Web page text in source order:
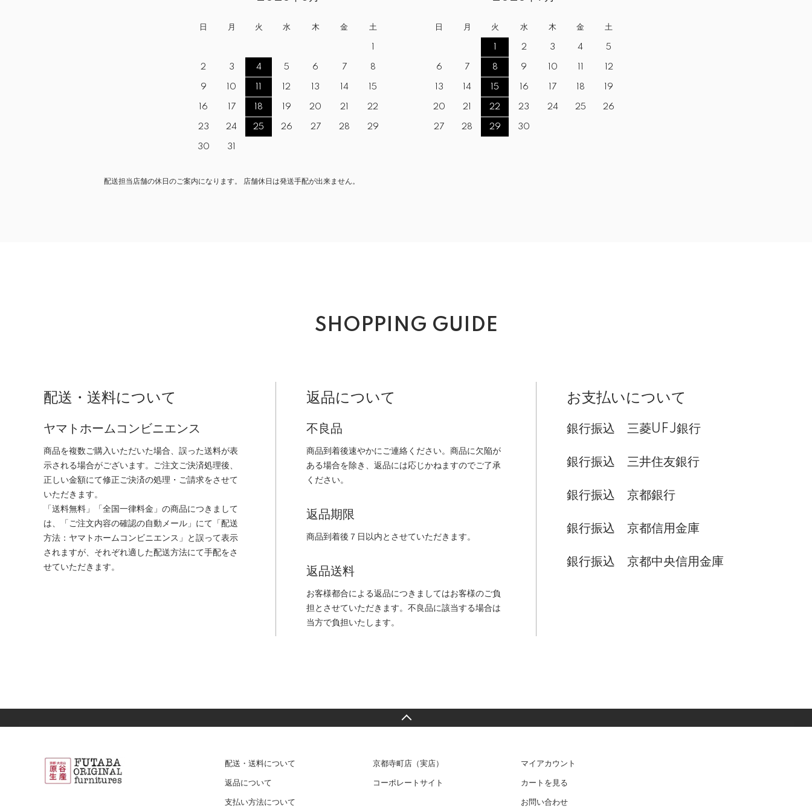
日 月 火 水 木 金 土
2 3 4 5 6 7 8
9 10 12 13 14 15
16 17 18 19 20 21 22
23 24 25 26 27 28 29
30 31
日 月 火 水 木 金 土
2 3 4 5
6 7 8 9 10 12
13 14 15 16 17 18 19
20 21 22 23 24 25 26
27 28 29 30
配送担当店舗の休日のご案内になります。 店舗休日は発送手配が出来ません。
SHOPPING GUIDE
配送・送料について
ヤマトホームコンビニエンス
商品を複数ご購入いただいた場合、誤った送料が表
示される場合がございます。ご注文ご決済処理後、
正しい金額にて修正ご決済の処理・ご請求をさせて
いただきます。
「送料無料」「全国一律料金」の商品につきまして
は、「ご注文内容の確認の自動メール」にて「配送
方法：ヤマトホームコンビニエンス」と誤って表示
されますが、それぞれ適した配送方法にて手配をさ
せていただきます。
返品について
不良品
商品到着後速やかにご連絡ください。商品に欠陥が
ある場合を除き、返品には応じかねますのでご了承
ください。
返品期限
商品到着後７日以内とさせていただきます。
返品送料
お客様都合による返品につきましてはお客様のご負
担とさせていただきます。不良品に該当する場合は
当方で負担いたします。
お支払いについて
銀行振込 三菱UFJ銀行
銀行振込 三井住友銀行
銀行振込 京都銀行
銀行振込 京都信用金庫
銀行振込 京都中央信用金庫
配送・送料について
返品について
支払い方法について
京都寺町店（実店）
コーポレートサイト
マイアカウント
カートを見る
お問い合わせ